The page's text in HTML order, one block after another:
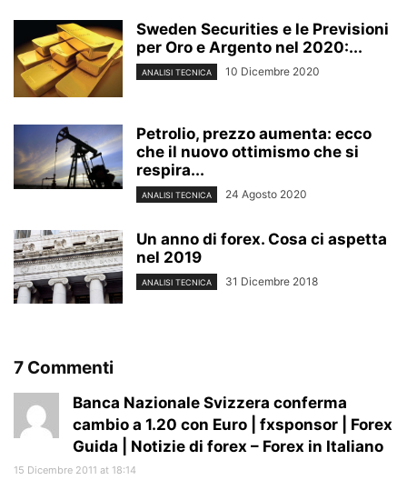
Sweden Securities e le Previsioni
per Oro e Argento nel 2020:...
ANALISI TECNICA 10 Dicembre 2020
Petrolio, prezzo aumenta: ecco
che il nuovo ottimismo che si
respira...
ANALISI TECNICA 24 Agosto 2020
Un anno di forex. Cosa ci aspetta
nel 2019
ANALISI TECNICA 31 Dicembre 2018
7 Commenti
Banca Nazionale Svizzera conferma
cambio a 1.20 con Euro | fxsponsor | Forex
Guida | Notizie di forex – Forex in Italiano
15 Dicembre 2011 at 18:14